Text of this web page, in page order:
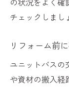
チェックしまし
リフォーム前
ユニットバスの
や資材の搬入経